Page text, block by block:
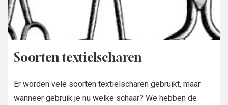
Soorten textielscharen
Er worden vele soorten textielscharen gebruikt, maar
wanneer gebruik je nu welke schaar? We hebben de